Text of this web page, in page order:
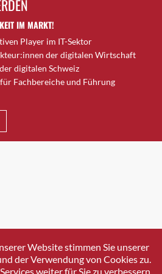
IM MARKT!
Player im IT-Sektor
der digitalen Wirtschaft
digitalen Schweiz
Fachbereiche und Führung
Website stimmen Sie unserer
der Verwendung von Cookies zu.
weiter für Sie zu verbessern.